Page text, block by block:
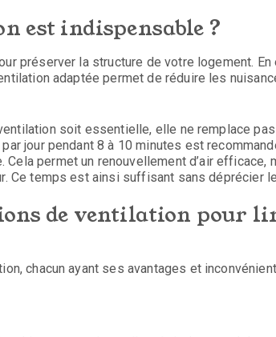
est indispensable ?
préserver la structure de votre logement.
adaptée permet de réduire les
soit essentielle, elle ne remplace
jour pendant 8 à 10 minutes est
Cela permet un renouvellement d’air efficace,
Ce temps est ainsi suffisant sans déprécier
de ventilation pour
chacun ayant ses avantages et